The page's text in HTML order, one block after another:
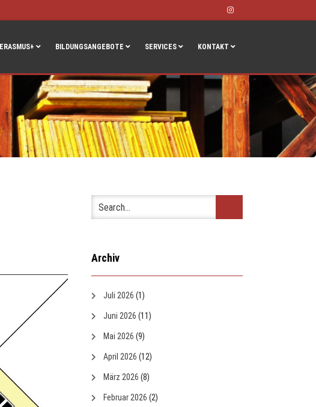
ERASMUS+ BILDUNGSANGEBOTE SERVICES KONTAKT
Archiv
Juli 2026 (1)
Juni 2026 (11)
Mai 2026 (9)
April 2026 (12)
März 2026 (8)
Februar 2026 (2)